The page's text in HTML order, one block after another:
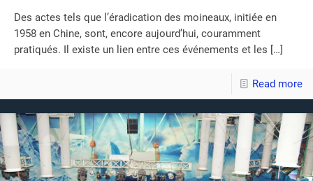
Des actes tels que l’éradication des moineaux, initiée en
1958 en Chine, sont, encore aujourd’hui, couramment
pratiqués. Il existe un lien entre ces événements et les […]
Read more